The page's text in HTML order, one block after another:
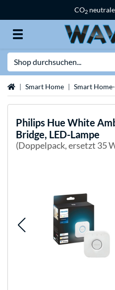
CO2
StartseiteSmart Home Smart
Philips Hue White
Bridge, LED-Lampe
(Doppelpack, ersetzt 35